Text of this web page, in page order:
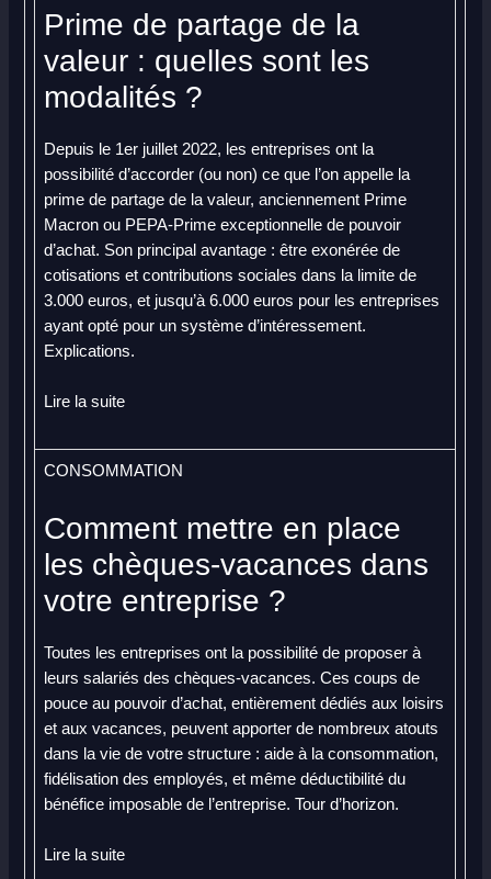
Prime de partage de la
valeur : quelles sont les
modalités ?
Depuis le 1er juillet 2022, les entreprises ont la
possibilité d’accorder (ou non) ce que l’on appelle la
prime de partage de la valeur, anciennement Prime
Macron ou PEPA-Prime exceptionnelle de pouvoir
d’achat. Son principal avantage : être exonérée de
cotisations et contributions sociales dans la limite de
3.000 euros, et jusqu’à 6.000 euros pour les entreprises
ayant opté pour un système d’intéressement.
Explications.
Lire la suite
CONSOMMATION
Comment mettre en place
les chèques-vacances dans
votre entreprise ?
Toutes les entreprises ont la possibilité de proposer à
leurs salariés des chèques-vacances. Ces coups de
pouce au pouvoir d’achat, entièrement dédiés aux loisirs
et aux vacances, peuvent apporter de nombreux atouts
dans la vie de votre structure : aide à la consommation,
fidélisation des employés, et même déductibilité du
bénéfice imposable de l’entreprise. Tour d’horizon.
Lire la suite